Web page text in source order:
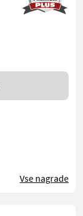
Vse nagrade